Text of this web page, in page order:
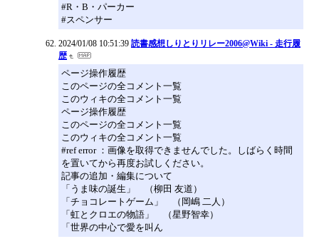
#R・B・パーカー
#スペンサー
2024/01/08 10:51:39 読書感想しりとりリレー2006@Wiki - 走行履
歴
ページ操作履歴
このページの全コメント一覧
このウィキの全コメント一覧
ページ操作履歴
このページの全コメント一覧
このウィキの全コメント一覧
#ref error ：画像を取得できませんでした。しばらく時間
を置いてから再度お試しください。
記事の追加・編集について
「うま味の誕生」 （柳田 友道）
「チョコレートゲーム」 （岡嶋 二人）
「虹とクロエの物語」 （星野智幸）
「世界の中心で愛を叫ん